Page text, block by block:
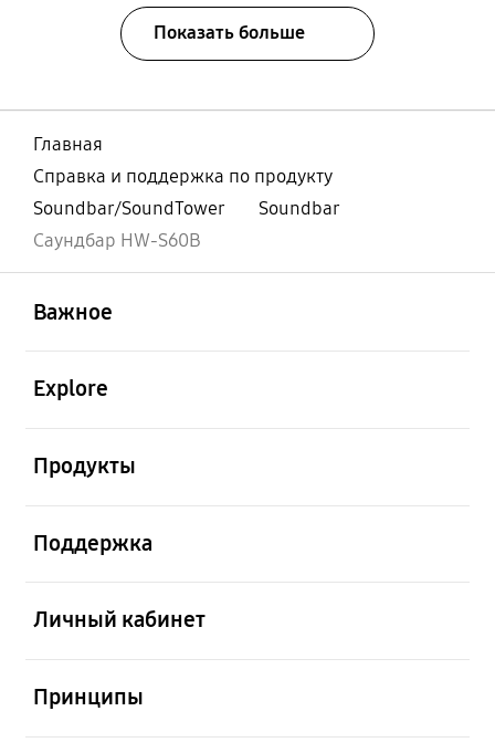
Показать больше
Главная
Справка и поддержка по продукту
Soundbar/SoundTower
Soundbar
Саундбар HW-S60B
Важное
Explore
Продукты
Поддержка
Личный кабинет
Принципы